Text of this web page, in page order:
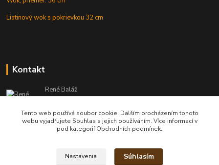
Liatinový wok s pokrievkou 32 cm
Kontakt
René Baláž
Eshop: +421 902 212 007
od 8:00 - do 16:00 hod
info@kotlikyshop.sk
Tento web používá soubor cookie. Dalším procházením tohoto
webu vyjadřujete Souhlas s jejich používáním. Více informací v
pod kategorií Obchodních podmínek.
Nastavenia Súhlasím